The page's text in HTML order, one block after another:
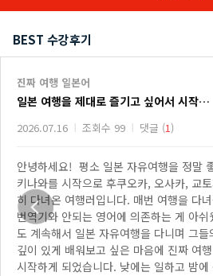
BEST 수강후기
진짜 여행 일본어
일본 여행을 제대로 즐기고 싶어서 시작한 진짜 여행 일본어 강의
2026.07.16 조회수 99 댓글 (1)
안녕하세요! 평소 일본 자유여행을 정말
키나와를 시작으로 후쿠오카, 오사카, 교
히 다녀온 여행러입니다. 매번 여행을 다
번역기와 안되는 영어에 의존하는 게 아쉬
도 계속해서 일본 자유여행을 다니며 그들
깊이 있게 배워보고 싶은 마음에 진짜 여
시작하게 되었습니다. 낮에는 일하고 밤에